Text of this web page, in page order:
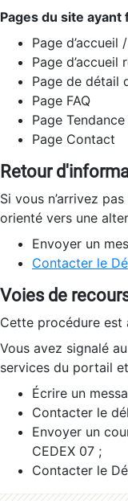
Pages du site
Page
Page
Page de détail
Page FAQ
Page
Page Contact
Retour
Si vous n’arrivez
orienté vers une
Envoyer un
Contacter le
Voies de
Cette procédure est
Vous avez signalé
services du portail
Écrire un
Contacter le
Envoyer un
CEDEX 07 ;
Contacter le